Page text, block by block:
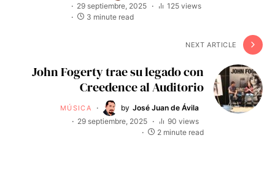
29 septiembre, 2025
125 views
3 minute read
NEXT ARTICLE
John Fogerty trae su legado con
Creedence al Auditorio
MÚSICA by José Juan de Ávila
29 septiembre, 2025
90 views
2 minute read